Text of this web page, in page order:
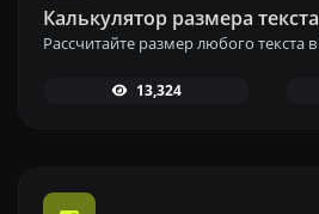
Калькулятор размера текста
13,324